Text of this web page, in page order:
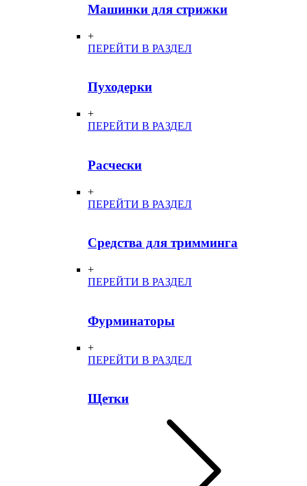
Машинки для стрижки
+
ПЕРЕЙТИ В РАЗДЕЛ
Пуходерки
+
ПЕРЕЙТИ В РАЗДЕЛ
Расчески
+
ПЕРЕЙТИ В РАЗДЕЛ
Средства для тримминга
+
ПЕРЕЙТИ В РАЗДЕЛ
Фурминаторы
+
ПЕРЕЙТИ В РАЗДЕЛ
Щетки